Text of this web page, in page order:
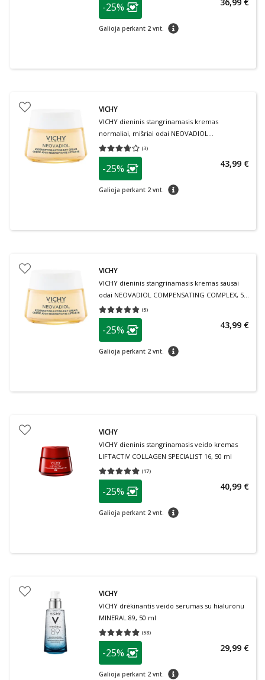
Lojalumo klubo narių nuolaida
-25%
Galioja perkant 2 vnt. patarimas
VICHY
VICHY dieninis stangrinamasis kremas
normaliai, mišriai odai NEOVADIOL
COMPENSATING COMPLEX, 50 ml
(3)
Vidutinis įvertinimas 3.67
patarimas
Lojalumo klubo narių nuolaida
-25%
Galioja perkant 2 vnt. patarimas
43,99 €
VICHY
VICHY dieninis stangrinamasis kremas sausai
odai NEOVADIOL COMPENSATING COMPLEX, 50
ml
(5)
Vidutinis įvertinimas 5.00
patarimas
Lojalumo klubo narių nuolaida
-25%
Galioja perkant 2 vnt. patarimas
43,99 €
VICHY
VICHY dieninis stangrinamasis veido kremas
LIFTACTIV COLLAGEN SPECIALIST 16, 50 ml
(17)
Vidutinis įvertinimas 4.82
patarimas
Lojalumo klubo narių nuolaida
-25%
Galioja perkant 2 vnt. patarimas
40,99 €
VICHY
VICHY drėkinantis veido serumas su hialuronu
MINERAL 89, 50 ml
(58)
Vidutinis įvertinimas 4.84
patarimas
Lojalumo klubo narių nuolaida
-25%
Galioja perkant 2 vnt. patarimas
29,99 €